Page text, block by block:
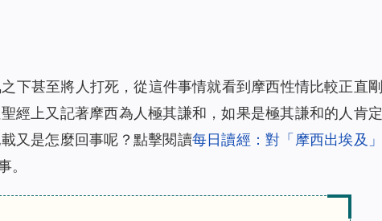
下甚至將人打死，從這件事情就看到摩西性情比較正直剛
經上又記著摩西為人極其謙和，如果是極其謙和的人肯定
又是怎麼回事呢？點擊閱讀每日讀經：對「摩西出埃及」
。